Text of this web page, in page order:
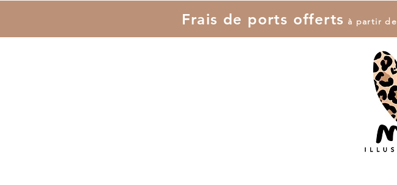
Frais de ports offerts à partir de